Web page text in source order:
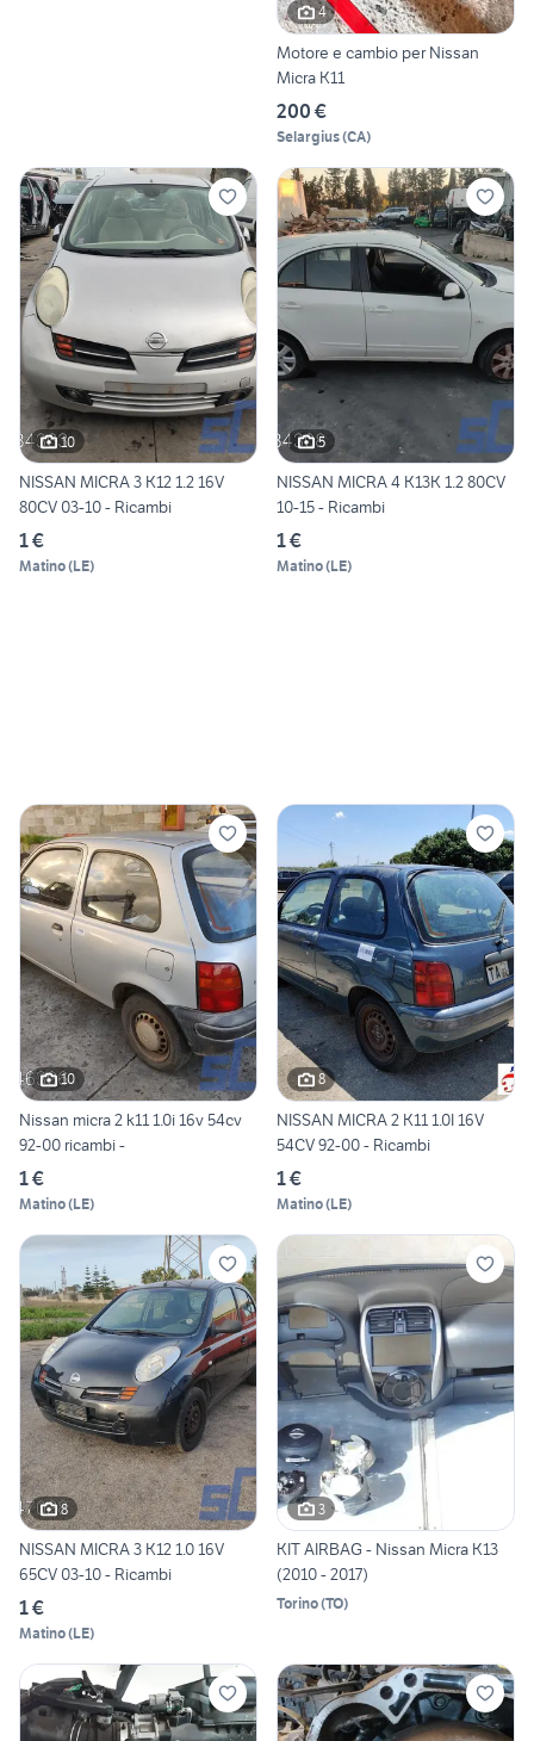
4
Motore e cambio per Nissan
Micra K11
200 €
Selargius(CA)
10
NISSAN MICRA 3 K12 1.2 16V
80CV 03-10 - Ricambi
1 €
Matino(LE)
5
NISSAN MICRA 4 K13K 1.2 80CV
10-15 - Ricambi
1 €
Matino(LE)
10
Nissan micra 2 k11 1.0i 16v 54cv
92-00 ricambi -
1 €
Matino(LE)
8
NISSAN MICRA 2 K11 1.0I 16V
54CV 92-00 - Ricambi
1 €
Matino(LE)
8
NISSAN MICRA 3 K12 1.0 16V
65CV 03-10 - Ricambi
1 €
Matino(LE)
3
KIT AIRBAG - Nissan Micra K13
(2010 - 2017)
Torino(TO)